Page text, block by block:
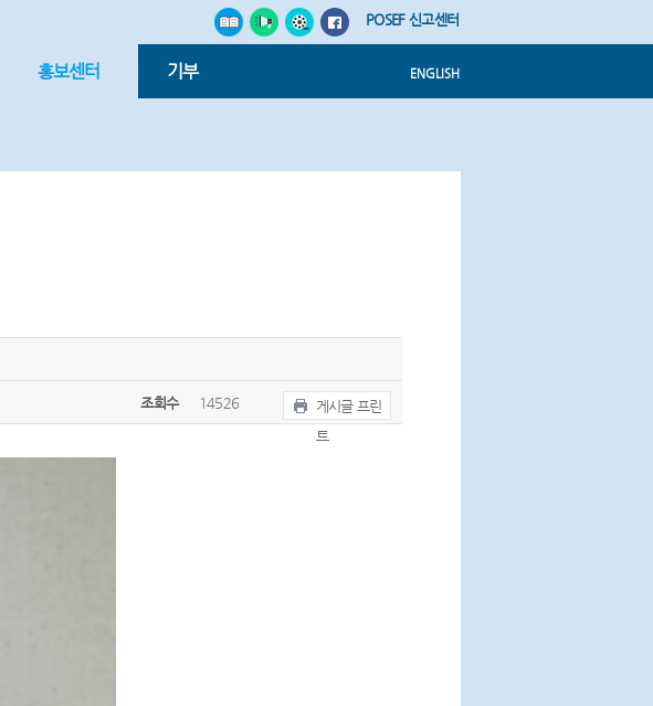
ENGLISH
POSEF 신고센터
홍보센터 기부
조회수 14526
게시글 프린
트